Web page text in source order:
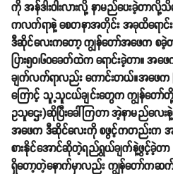
ကို အန်ဒါးဝါးလားလို့ နာမည်ပေးခဲ့တာ
ကလက်ရာနဲ့ စေတနာအတိုင်း အခုထိရောင်း
ဒီဆိုင်လေးကတော့ ကျွန်တော်အဖေက စခဲ့
ပြား၅၀၊၆၀ခေတ်ထဲက ရောင်းခဲ့တာ။ အ
ချက်လက်ရာလည်း ကောင်းတယ်။အဖေက
ကြောင့် သူ့သူငယ်ချင်းတွေက ကျွန်တော်တို့
ဥသူဌေး)ဆိုပြီးခေါ်ကြတာ အဲ့နာမည်လေ
အဖေက ဒီဆိုင်လေးကို စဖွင့်ကတည်းက အမျ
စားနိုင်အောင်ဆိုတဲ့ရည်ရွယ်ချက်နဲ့ဖွင့်ခဲ့တ
ရှိတော့တဲ့နောက်မှာလည်း ကျွန်တော်က